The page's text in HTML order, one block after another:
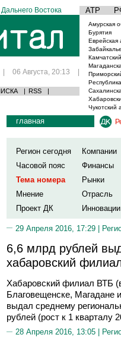
Востока АТР
| 06 Августа, 20:13 |
| RSS |
Амурская
Бурятия
Еврейская
Чукотский
главная
Регион сегодня
Компании
Часовой пояс
Финансы
Тема номера
Рынки
Мнение
Отрасль
Проект ДК
Инновации
29 Апреля 2016, 17:29 |
6,6 млрд рублей
хабаровский
Хабаровский филиал ВТБ
Благовещенске, Магадане
выдал среднему
рублей (рост к 1 кварталу
28 Апреля 2016, 13:05 |